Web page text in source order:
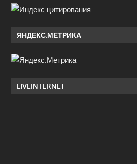
ЯНДЕКС.МЕТРИКА
LIVEINTERNET